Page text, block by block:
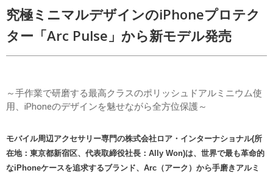
究極ミニマルデザインのiPhoneプロテク
ター「Arc Pulse」から新モデル発売
～手作業で研磨する最高クラスのポリッシュドアルミニウム使
用、iPhoneのデザインを魅せながら全方位保護～
モバイル周辺アクセサリー専門の株式会社ロア・インターナショナル(所
在地：東京都新宿区、代表取締役社長：Ally Won)は、世界で最も革命的
なiPhoneケースを追求するブランド、Arc（アーク）から手磨きアルミ